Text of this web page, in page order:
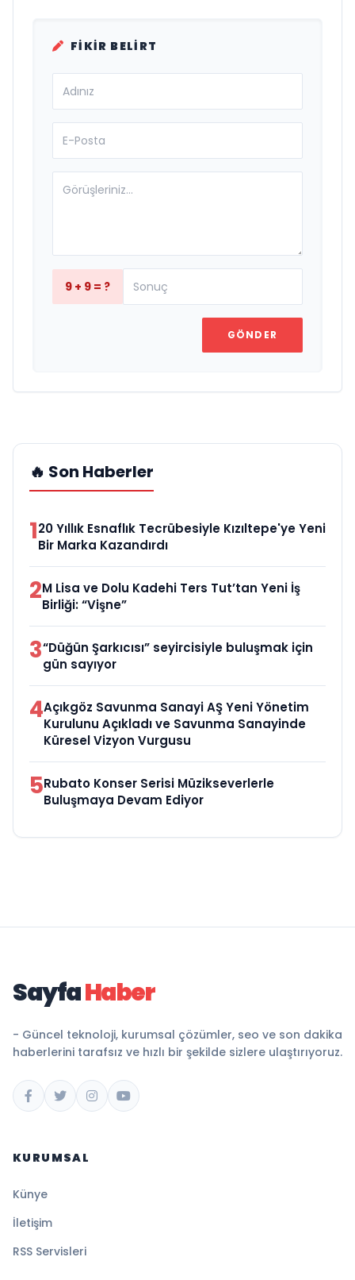
FIKIR BELIRT
9 + 9 = ?
GÖNDER
🔥 Son Haberler
120 Yıllık Esnaflık Tecrübesiyle Kızıltepe'ye Yeni
Bir Marka Kazandırdı
2M Lisa ve Dolu Kadehi Ters Tut’tan Yeni İş
Birliği: “Vişne”
3“Düğün Şarkıcısı” seyircisiyle buluşmak için
gün sayıyor
4Açıkgöz Savunma Sanayi AŞ Yeni Yönetim
Kurulunu Açıkladı ve Savunma Sanayinde
Küresel Vizyon Vurgusu
5Rubato Konser Serisi Müzikseverlerle
Buluşmaya Devam Ediyor
SayfaHaber
- Güncel teknoloji, kurumsal çözümler, seo ve son dakika
haberlerini tarafsız ve hızlı bir şekilde sizlere ulaştırıyoruz.
KURUMSAL
Künye
İletişim
RSS Servisleri